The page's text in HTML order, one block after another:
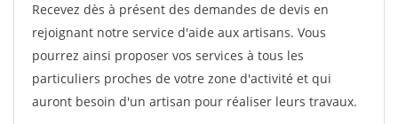
Recevez dès à présent des demandes de devis en
rejoignant notre service d'aide aux artisans. Vous
pourrez ainsi proposer vos services à tous les
particuliers proches de votre zone d'activité et qui
auront besoin d'un artisan pour réaliser leurs travaux.